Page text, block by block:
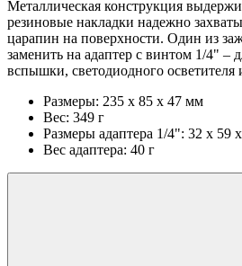
Металлическая конструкция
резиновые накладки надежно
царапин на поверхности. Один из
заменить на адаптер с винтом 1/4" –
вспышки, светодиодного осветителя
Размеры: 235 х 85 х 47 мм
Вес: 349 г
Размеры адаптера 1/4": 32 х 59
Вес адаптера: 40 г